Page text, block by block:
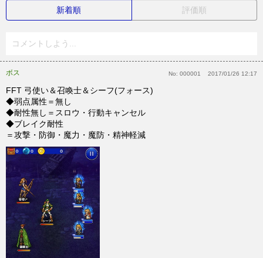
新着順 評価順
コメントしよう...
ボス No: 000001 2017/01/26 12:17
FFT 弓使い＆召喚士＆シーフ(フォース)
◆弱点属性＝無し
◆耐性無し＝スロウ・行動キャンセル
◆ブレイク耐性
＝攻撃・防御・魔力・魔防・精神軽減